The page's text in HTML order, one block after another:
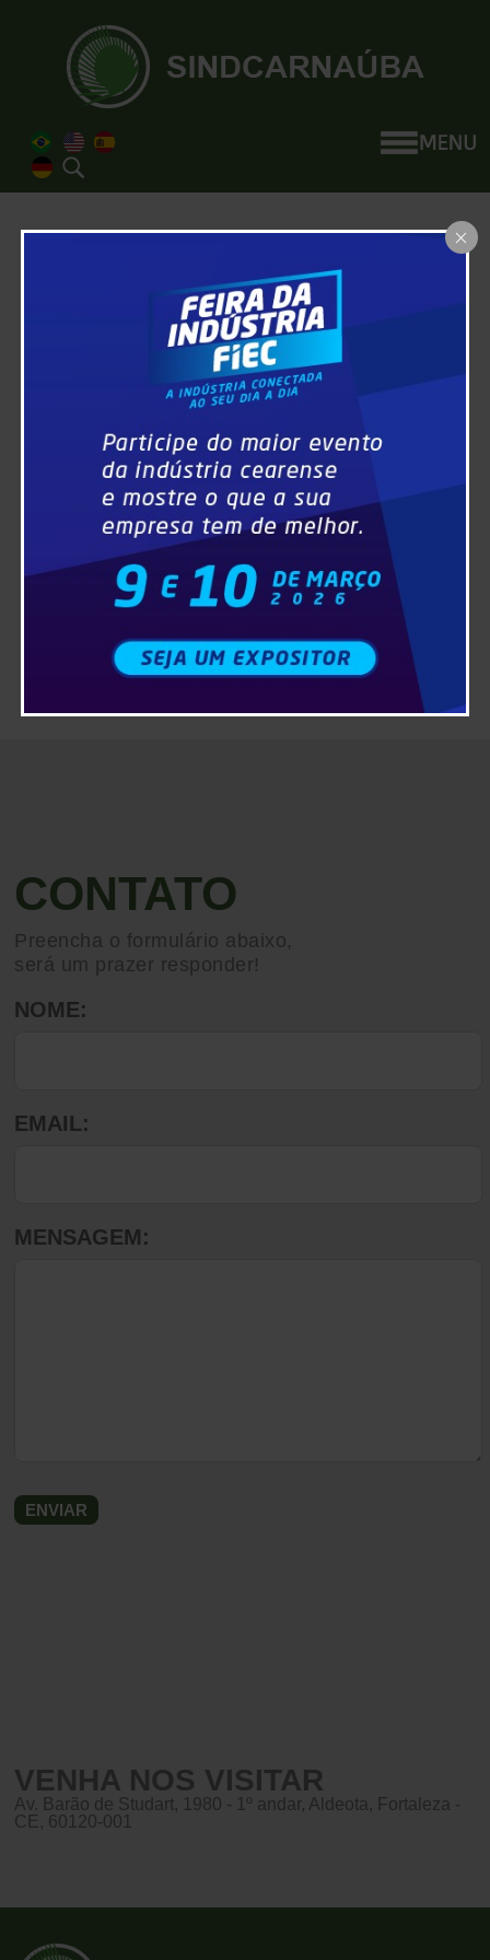
CONTATO
Preencha o formulário abaixo,
será um prazer responder!
NOME:
EMAIL:
MENSAGEM:
VENHA NOS VISITAR
Av. Barão de Studart, 1980 - 1º andar, Aldeota, Fortaleza -
CE, 60120-001